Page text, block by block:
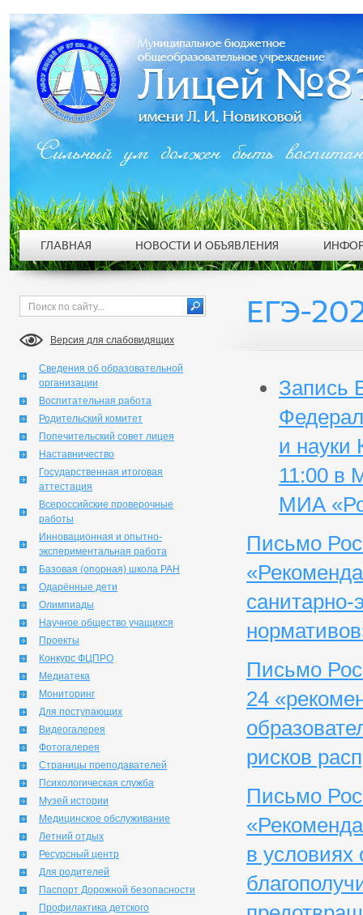
Версия для слабовидящих
Сведения об образовательной
организации
Воспитательная работа
Родительский комитет
Попечительский совет лицея
Наставничество
Государственная итоговая
аттестация
Всероссийские проверочные
работы
Инновационная и опытно-
экспериментальная работа
Базовая (опорная) школа РАН
Одарённые дети
Олимпиады
Научное общество учащихся
Проекты
Конкурс ФЦПРО
Медиатека
Мониторинг
Для поступающих
Видеогалерея
Фотогалерея
Страницы преподавателей
Психологическая служба
Музей истории
Медицинское обслуживание
Летний отдых
Ресурсный центр
Для родителей
Паспорт Дорожной безопасности
Профилактика детского
ЕГЭ-
Запись
и науки
11:00 в
МИА
Письмо
Письмо
24
рисков
Письмо
в условиях
Сильный ум должен быть
ГЛАВНАЯ НОВОСТИ И ОБЪЯВЛЕНИЯ